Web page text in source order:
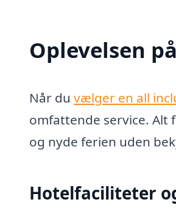
Oplevelsen
Når du vælger en all
omfattende service.
og nyde ferien uden
Hotelfaciliteter